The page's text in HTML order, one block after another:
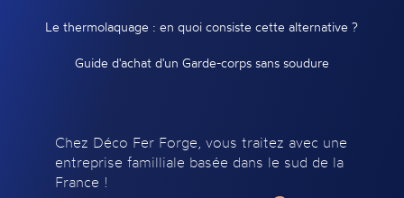
Le thermolaquage : en quoi consiste cette alternative ?
Guide d'achat d'un Garde-corps sans soudure
Chez Déco Fer Forge, vous traitez avec une
entreprise familliale basée dans le sud de la
France !